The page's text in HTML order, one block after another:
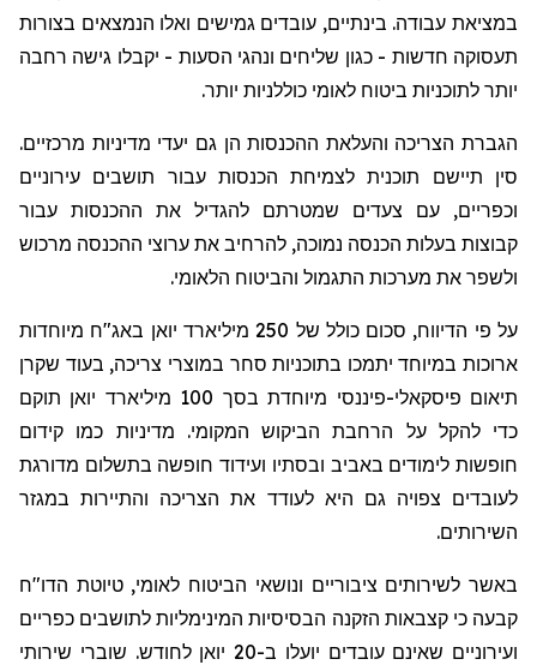
במציאת עבודה. בינתיים, עובדים גמישים ואלו הנמצאים בצורות
תעסוקה חדשות - כגון שליחים ונהגי הסעות - יקבלו גישה רחבה
יותר לתוכניות ביטוח לאומי כוללניות יותר.
הגברת הצריכה והעלאת ההכנסות הן גם יעדי מדיניות מרכזיים.
סין תיישם תוכנית לצמיחת הכנסות עבור תושבים עירוניים
וכפריים, עם צעדים שמטרתם להגדיל את ההכנסות עבור
קבוצות בעלות הכנסה נמוכה, להרחיב את ערוצי ההכנסה מרכוש
ולשפר את מערכות התגמול והביטוח הלאומי.
על פי הדיווח, סכום כולל של 250 מיליארד יואן באג"ח מיוחדות
ארוכות במיוחד יתמכו בתוכניות סחר במוצרי צריכה, בעוד שקרן
תיאום פיסקאלי-פיננסי מיוחדת בסך 100 מיליארד יואן תוקם
כדי להקל על הרחבת הביקוש המקומי. מדיניות כמו קידום
חופשות לימודים באביב ובסתיו ועידוד חופשה בתשלום מדורגת
לעובדים צפויה גם היא לעודד את הצריכה והתיירות במגזר
השירותים.
באשר לשירותים ציבוריים ונושאי הביטוח לאומי, טיוטת הדו"ח
קבעה כי קצבאות הזקנה הבסיסיות המינימליות לתושבים כפריים
ועירוניים שאינם עובדים יועלו ב-20 יואן לחודש. שוברי שירותי